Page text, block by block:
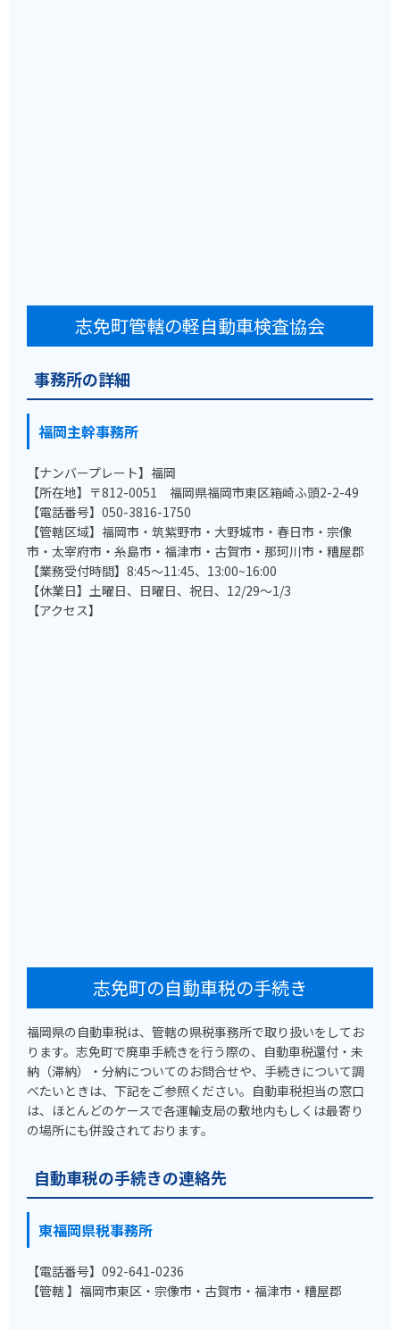
志免町管轄の軽自動車検査協会
事務所の詳細
福岡主幹事務所
【ナンバープレート】福岡
【所在地】〒812-0051 福岡県福岡市東区箱崎ふ頭2-2-49
【電話番号】050-3816-1750
【管轄区域】福岡市・筑紫野市・大野城市・春日市・宗像
市・太宰府市・糸島市・福津市・古賀市・那珂川市・糟屋郡
【業務受付時間】8:45～11:45、13:00~16:00
【休業日】土曜日、日曜日、祝日、12/29～1/3
【アクセス】
志免町の自動車税の手続き
福岡県の自動車税は、管轄の県税事務所で取り扱いをしてお
ります。志免町で廃車手続きを行う際の、自動車税還付・未
納（滞納）・分納についてのお問合せや、手続きについて調
べたいときは、下記をご参照ください。自動車税担当の窓口
は、ほとんどのケースで各運輸支局の敷地内もしくは最寄り
の場所にも併設されております。
自動車税の手続きの連絡先
東福岡県税事務所
【電話番号】092-641-0236
【管轄 】福岡市東区・宗像市・古賀市・福津市・糟屋郡